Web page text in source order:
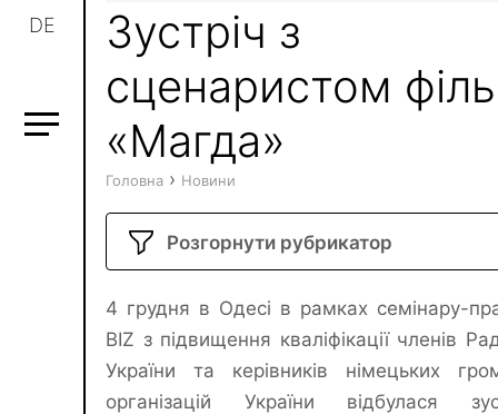
DE
Зустріч з
сценаристом
«Магда»
Головна › Новини
Розгорнути рубрикатор
4 грудня в Одесі в рамках семінару-
BIZ з підвищення кваліфікації членів
України та керівників німецьких
організацій України відбулася